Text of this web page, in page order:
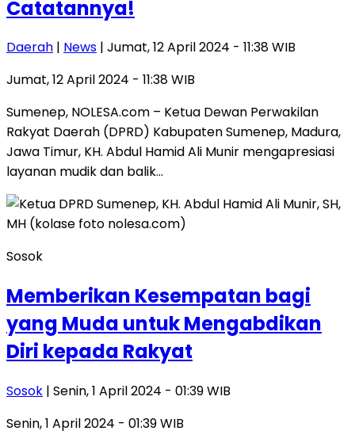
Catatannya!
Daerah | News | Jumat, 12 April 2024 - 11:38 WIB
Jumat, 12 April 2024 - 11:38 WIB
Sumenep, NOLESA.com – Ketua Dewan Perwakilan
Rakyat Daerah (DPRD) Kabupaten Sumenep, Madura,
Jawa Timur, KH. Abdul Hamid Ali Munir mengapresiasi
layanan mudik dan balik…
Sosok
Memberikan Kesempatan bagi
yang Muda untuk Mengabdikan
Diri kepada Rakyat
Sosok | Senin, 1 April 2024 - 01:39 WIB
Senin, 1 April 2024 - 01:39 WIB